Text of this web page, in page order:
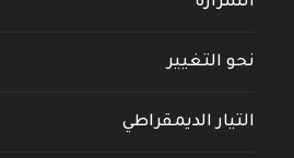
نحو التغيير
التيار الديمقراطي